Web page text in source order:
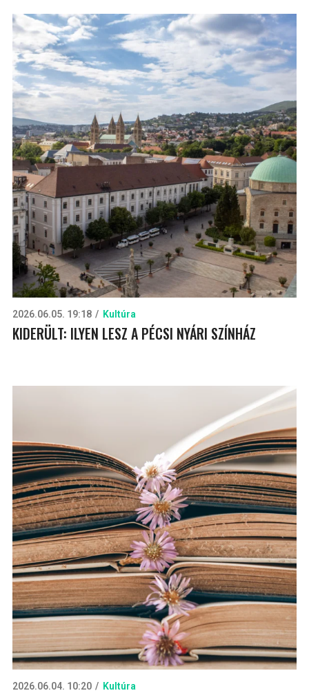
2026.06.05. 19:18 Kultúra
KIDERÜLT: ILYEN LESZ A PÉCSI NYÁRI SZÍNHÁZ
2026.06.04. 10:20 Kultúra